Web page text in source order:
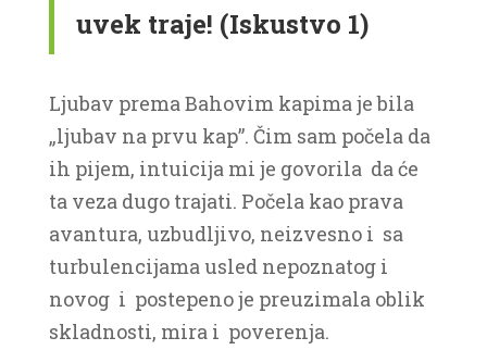
uvek traje! (Iskustvo 1)
Ljubav prema Bahovim kapima je bila
„ljubav na prvu kap”. Čim sam počela da
ih pijem, intuicija mi je govorila da će
ta veza dugo trajati. Počela kao prava
avantura, uzbudljivo, neizvesno i sa
turbulencijama usled nepoznatog i
novog i postepeno je preuzimala oblik
skladnosti, mira i poverenja.